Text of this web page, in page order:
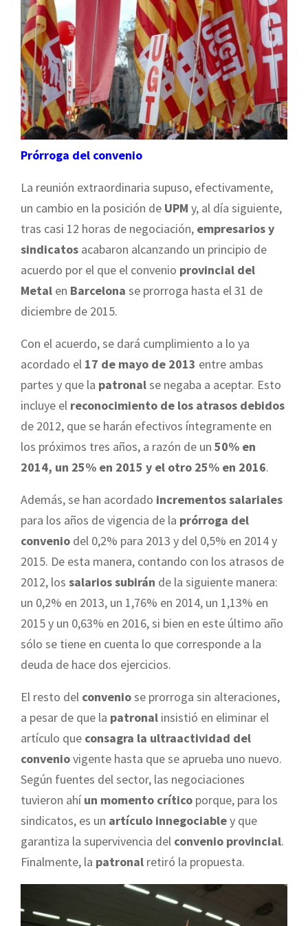
Prórroga del convenio
La reunión extraordinaria supuso, efectivamente,
un cambio en la posición de UPM y, al día siguiente,
tras casi 12 horas de negociación, empresarios y
sindicatos acabaron alcanzando un principio de
acuerdo por el que el convenio provincial del
Metal en Barcelona se prorroga hasta el 31 de
diciembre de 2015.
Con el acuerdo, se dará cumplimiento a lo ya
acordado el 17 de mayo de 2013 entre ambas
partes y que la patronalse negaba a aceptar. Esto
incluye el reconocimiento de los atrasos debidos
de 2012, que se harán efectivos íntegramente en
los próximos tres años, a razón de un 50% en
2014, un 25% en 2015 y el otro 25% en 2016.
Además, se han acordado incrementos salariales
para los años de vigencia de la prórroga del
convenio del 0,2% para 2013 y del 0,5% en 2014 y
2015. De esta manera, contando con los atrasos de
2012, los salarios subirán de la siguiente manera:
un 0,2% en 2013, un 1,76% en 2014, un 1,13% en
2015 y un 0,63% en 2016, si bien en este último año
sólo se tiene en cuenta lo que corresponde a la
deuda de hace dos ejercicios.
El resto del conveniose prorroga sin alteraciones,
a pesar de que la patronal insistió en eliminar el
artículo que consagra la ultraactividad del
conveniovigente hasta que se aprueba uno nuevo.
Según fuentes del sector, las negociaciones
tuvieron ahí un momento crítico porque, para los
sindicatos, es un artículo innegociabley que
garantiza la supervivencia del convenio provincial.
Finalmente, la patronal retiró la propuesta.